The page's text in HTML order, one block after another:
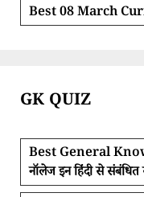
Best 08 March
GK QUIZ
Best General
नॉलेज इन हिंदी से संबंधित